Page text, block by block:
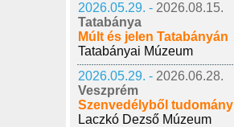
2026.05.29. - 2026.08.15.
Tatabánya
Múlt és jelen Tatabányán
Tatabányai Múzeum
2026.05.29. - 2026.06.28.
Veszprém
Szenvedélyből tudomány
Laczkó Dezső Múzeum